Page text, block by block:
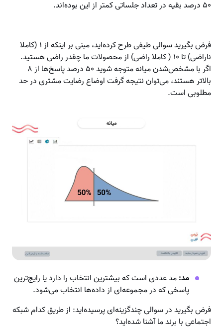
۵۰ درصد بقیه در تعداد جلساتی کمتر از این بوده‌اند.
فرض بگیرید سوالی طیفی طرح کرده‌اید، مبنی بر اینکه از ۱ (کاملا
ناراضی) تا ۱۰ ( کاملا راضی) از محصولات ما چقدر راضی هستید.
اگر با مشخص‌شدن میانه متوجه شوید ۵۰ درصد پاسخ‌ها از ۸
بالاتر هستند، می‌توان نتیجه گرفت اوضاع رضایت مشتری در حد
مطلوبی است.
مد:مد عددی است که بیشترین انتخاب را دارد یا رایج‌ترین
پاسخی که در مجموعه‌ای از داده‌ها انتخاب می‌شود.
فرض بگیرید در سوالی چندگزینه‌ای پرسیده‌اید: از طریق کدام شبکه
اجتماعی با برند ما آشنا شده‌اید؟